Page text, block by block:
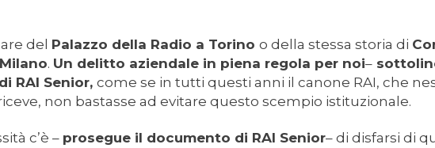
del Palazzo della Radio a Torino o della stessa storia di
. Un delitto aziendale in piena regola per noi–
RAI Senior, come se in tutti questi anni il canone RAI, che
non bastasse ad evitare questo scempio istituzionale.
c’è – prosegue il documento di RAI Senior– di disfarsi di